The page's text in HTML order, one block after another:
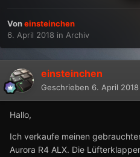
Voneinsteinchen
6. April 2018 in Archiv
einsteinchen
Geschrieben 6. April 2018
Hallo,
Ich verkaufe meinen
Aurora R4 ALX. Die